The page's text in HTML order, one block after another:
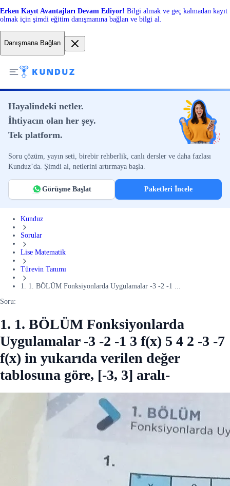
Erken Kayıt Avantajları Devam Ediyor! Bilgi almak ve geç kalmadan kayıt
olmak için şimdi eğitim danışmanına bağlan ve bilgi al.
Danışmana Bağlan
Hayalindeki netler.
İhtiyacın olan her şey.
Tek platform.
Soru çözüm, yayın seti, birebir rehberlik, canlı dersler ve daha fazlası
Kunduz’da. Şimdi al, netlerini artırmaya başla.
Görüşme Başlat Paketleri İncele
Kunduz
Sorular
Lise Matematik
Türevin Tanımı
1. 1. BÖLÜM Fonksiyonlarda Uygulamalar -3 -2 -1 ...
Soru:
1. 1. BÖLÜM Fonksiyonlarda
Uygulamalar -3 -2 -1 3 f(x) 5 4 2 -3 -7
f(x) in yukarıda verilen değer
tablosuna göre, [-3, 3] aralı-